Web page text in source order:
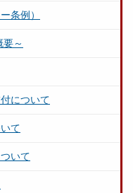
条例）
～
について
て
いて